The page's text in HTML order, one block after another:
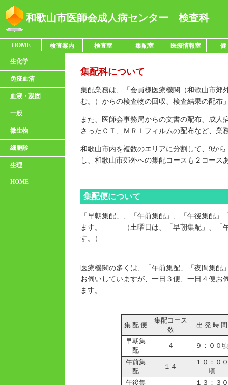
和歌山市医師会成人病センター 検査科
HOME 検査案内 検査室 集配室 医療情報室 健
生化学
免疫血清
血液・凝固
一般
微生物
細胞診
生理
HOME
集配科について
集配業務は、「会員様医療機関（和歌山市郊
む。）からの検査物の回収、検査結果の配布
また、医師会事務局からの文書の配布、成人
さったＣＴ、ＭＲＩフィルムの配布など、業
和歌山市内を複数のエリアに分割して、9か
し、和歌山市郊外への集配コースも２コース
集配便について
「早朝集配」、「午前集配」、「午後集配」
ます。 （土曜日は、「早朝集配」、「午
す。）
医療機関の多くは、「午前集配」「夜間集配
お伺いしていますが、一日３便、一日４便お
ます。
集 配 便
集配コース
数
出 発 時 間
早朝集
配
４ ９：００頃
午前集
配
１４
１０：００
頃
午後集
１３：３０